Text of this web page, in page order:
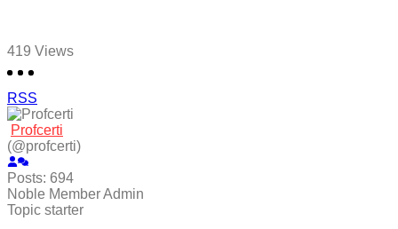
419 Views
RSS
Profcerti
(@profcerti)
Posts: 694
Noble MemberAdmin
Topic starter